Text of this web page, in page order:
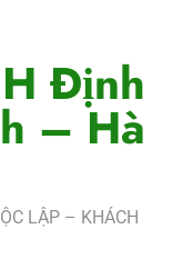
Định
– Hà
LẬP – KHÁCH